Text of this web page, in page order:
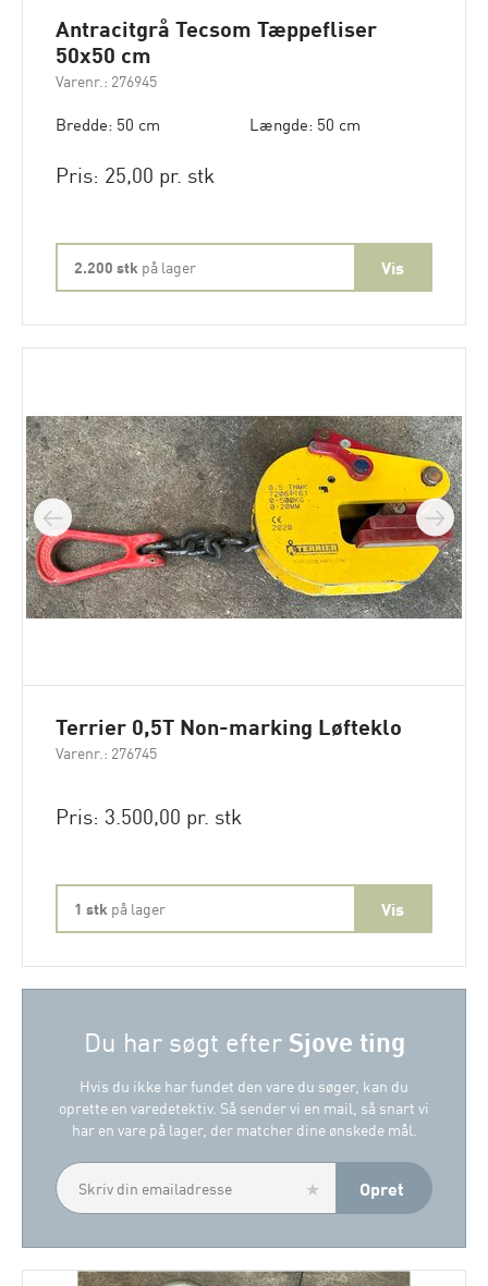
Antracitgrå Tecsom Tæppefliser
50x50 cm
Varenr.: 276945
Bredde: 50 cm Længde: 50 cm
Pris: 25,00 pr. stk
2.200 stk på lager
Terrier 0,5T Non-marking Løfteklo
Varenr.: 276745
Pris: 3.500,00 pr. stk
1 stk på lager
Du har søgt efter Sjove ting
Hvis du ikke har fundet den vare du søger, kan du
oprette en varedetektiv. Så sender vi en mail, så snart vi
har en vare på lager, der matcher dine ønskede mål.